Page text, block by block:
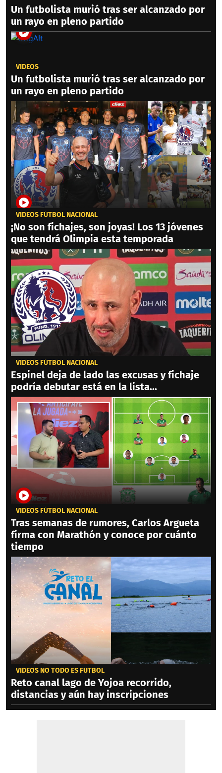
Un futbolista murió tras ser alcanzado por
un rayo en pleno partido
VIDEOS
Un futbolista murió tras ser alcanzado por
un rayo en pleno partido
VIDEOS FÚTBOL NACIONAL
¡No son fichajes, son joyas! Los 13 jóvenes
que tendrá Olimpia esta temporada
VIDEOS FÚTBOL NACIONAL
Espinel deja de lado las excusas y fichaje
podría debutar está en la lista...
VIDEOS FÚTBOL NACIONAL
Tras semanas de rumores, Carlos Argueta
firma con Marathón y conoce por cuánto
tiempo
VIDEOS NO TODO ES FÚTBOL
Reto canal lago de Yojoa recorrido,
distancias y aún hay inscripciones